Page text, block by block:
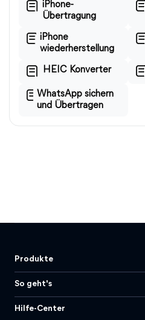
iPhone-
Übertragung
iPhone
wiederherstellung
HEIC Konverter
WhatsApp sichern
und Übertragen
Produkte
So geht's
Hilfe-Center